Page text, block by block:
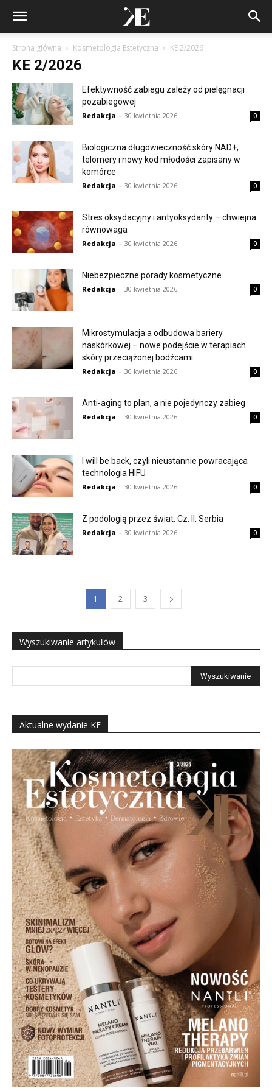
Strona główna Kosmetologia Estetyczna KE 2/2026
KE 2/2026
Efektywność zabiegu zależy od pielęgnacji
pozabiegowej
Redakcja - 30 kwietnia 2026 0
Biologiczna długowieczność skóry NAD+,
telomery i nowy kod młodości zapisany w
komórce
Redakcja - 30 kwietnia 2026 0
Stres oksydacyjny i antyoksydanty – chwiejna
równowaga
Redakcja - 30 kwietnia 2026 0
Niebezpieczne porady kosmetyczne
Redakcja - 30 kwietnia 2026 0
Mikrostymulacja a odbudowa bariery
naskórkowej – nowe podejście w terapiach
skóry przeciążonej bodźcami
Redakcja - 30 kwietnia 2026 0
Anti-aging to plan, a nie pojedynczy zabieg
Redakcja - 30 kwietnia 2026 0
I will be back, czyli nieustannie powracająca
technologia HIFU
Redakcja - 30 kwietnia 2026 0
Z podologią przez świat. Cz. II. Serbia
Redakcja - 30 kwietnia 2026 0
1 2 3
Wyszukiwanie artykułów
Aktualne wydanie KE